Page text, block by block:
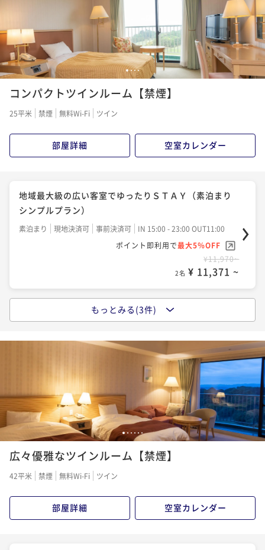
¥14,280~
2名 ¥ 13,566 ~
【和洋中の豪華お料理勢ぞろい！】ディナーバイキン
グプラン
¥24,570~
2名 ¥ 23,341 ~
【贅を尽した"美食"】シェフ一押しの洋食ディナー～
フルールコース～
二食付き 現地決済可 事前決済可
IN 15:00 - 19:00 OUT11:00
ポイント即利用で 最大5％OFF
¥35,070~
2名 ¥ 33,316 ~
1234
コンパクトツインルーム【禁煙】
25平米 禁煙 無料Wi-Fi ツイン
部屋詳細 空室カレンダー
地域最大級の広い客室でゆったりＳＴＡＹ（素泊まり
シンプルプラン）
素泊まり 現地決済可 事前決済可
IN 15:00 - 23:00 OUT11:00
ポイント即利用で最大5％OFF
¥11,970~
2名 ¥ 11,371 ~
【オーシャンホテル自慢の朝食バイキング】太平洋を
事前決済可
IN 15:00 - 23:45 OUT11:00
ポイント即利用で最大5％OFF
¥14,280~
2名 ¥ 13,566 ~
【和洋中の豪華お料理勢ぞろい！】ディナーバイキン
グプラン
¥24,570~
2名 ¥ 23,341 ~
もっとみる(3件)
12 3 456
広々優雅なツインルーム【禁煙】
42平米 禁煙 無料Wi-Fi ツイン
部屋詳細 空室カレンダー